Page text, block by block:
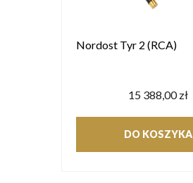
Nordost Tyr 2 (RCA)
15 388,00 zł
DO KOSZYKA